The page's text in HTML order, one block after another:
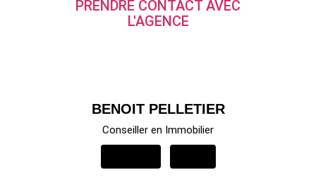
PRENDRE CONTACT AVEC
L'AGENCE
BENOIT PELLETIER
Conseiller en Immobilier